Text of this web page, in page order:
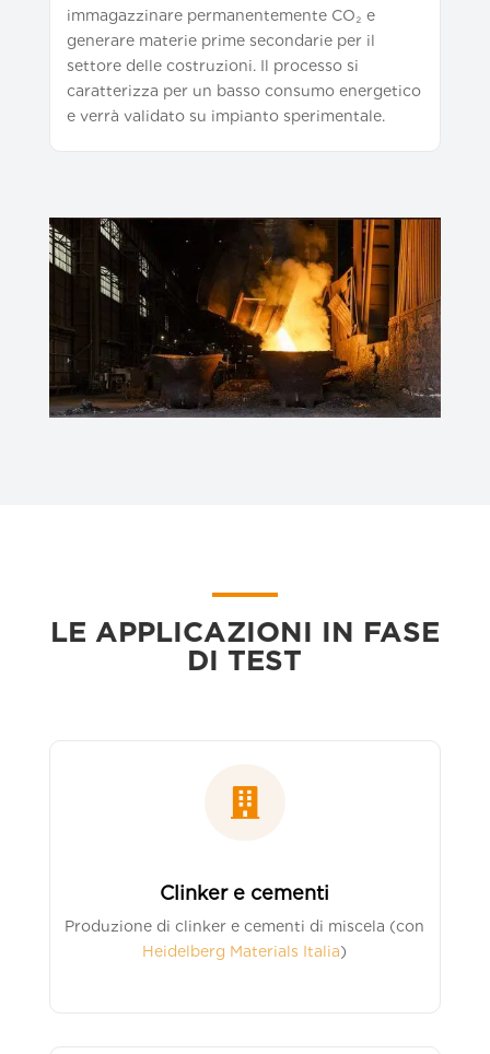
immagazzinare permanentemente CO₂ e
generare materie prime secondarie per il
settore delle costruzioni. Il processo si
caratterizza per un basso consumo energetico
e verrà validato su impianto sperimentale.
LE APPLICAZIONI IN FASE
DI TEST

Clinker e cementi
Produzione di clinker e cementi di miscela (con
Heidelberg Materials Italia)